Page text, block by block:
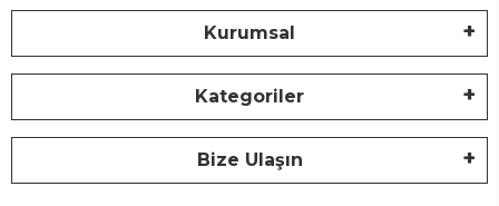
Kurumsal
Kategoriler
Bize Ulaşın